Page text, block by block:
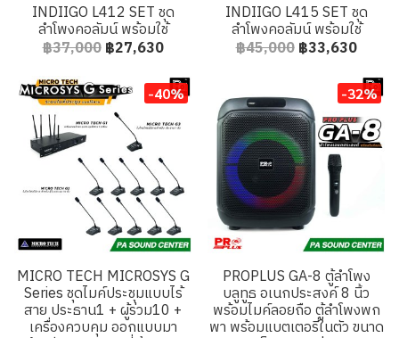
INDIIGO L412 SET ชุด
ลำโพงคอลัมน์ พร้อมใช้
฿37,000 ฿27,630
INDIIGO L415 SET ชุด
ลำโพงคอลัมน์ พร้อมใช้
฿45,000 ฿33,630
-40%
MICRO TECH MICROSYS G
Series ชุดไมค์ประชุมแบบไร้
สาย ประธาน1 + ผู้ร่วม10 +
เครื่องควบคุม ออกแบบมา
-32%
PROPLUS GA-8 ตู้ลำโพง
บลูทูธ อเนกประสงค์ 8 นิ้ว
พร้อมไมค์ลอยถือ ตู้ลำโพงพก
พา พร้อมแบตเตอรี่ในตัว ขนาด